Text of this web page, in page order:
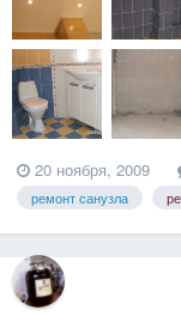
20 ноября, 2009
ремонт санузла